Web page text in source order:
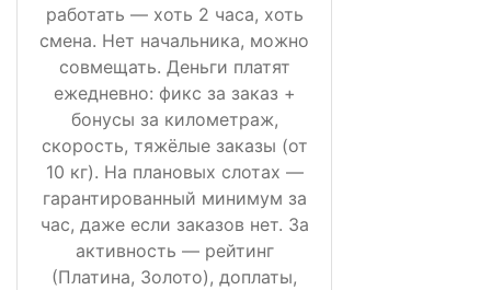
работать — хоть 2 часа, хоть
смена. Нет начальника, можно
совмещать. Деньги платят
ежедневно: фикс за заказ +
бонусы за километраж,
скорость, тяжёлые заказы (от
10 кг). На плановых слотах —
гарантированный минимум за
час, даже если заказов нет. За
активность — рейтинг
(Платина, Золото), доплаты,